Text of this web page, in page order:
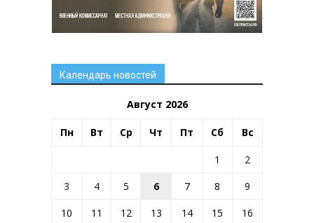
Календарь новостей
Август 2026
Пн Вт Ср Чт Пт Сб Вс
1
2
3
4 5 6 7 8
9
10
11 12 13 14 15
16